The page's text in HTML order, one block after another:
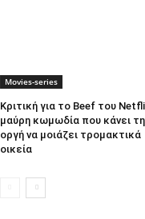
Movies-series
Κριτική για το Beef του
μαύρη κωμωδία που κάνει
οργή να μοιάζει τρομακτικά
οικεία